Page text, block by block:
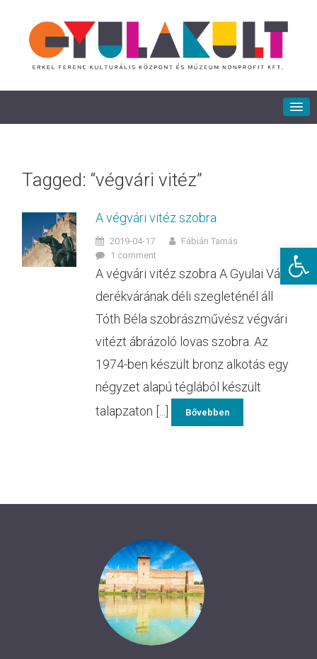
Tagged: “végvári vitéz”
A végvári vitéz szobra
2019-04-17
Fábián Tamás
1 comment
A végvári vitéz szobra A Gyulai Vár
derékvárának déli szegleténél áll
Tóth Béla szobrászművész végvári
vitézt ábrázoló lovas szobra. Az
1974-ben készült bronz alkotás egy
négyzet alapú téglából készült
talapzaton [...]
Bővebben